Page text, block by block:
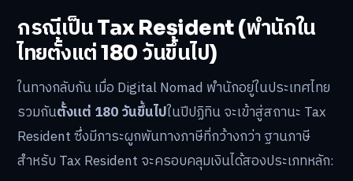
กรณีเป็น Tax Resident (พำนักใน
ไทยตั้งแต่ 180 วันขึ้นไป)
ในทางกลับกัน เมื่อ Digital Nomad พำนักอยู่ในประเทศไทย
รวมกันตั้งแต่ 180 วันขึ้นไปในปีปฏิทิน จะเข้าสู่สถานะ Tax
Resident ซึ่งมีภาระผูกพันทางภาษีที่กว้างกว่า ฐานภาษี
สำหรับ Tax Resident จะครอบคลุมเงินได้สองประเภทหลัก: